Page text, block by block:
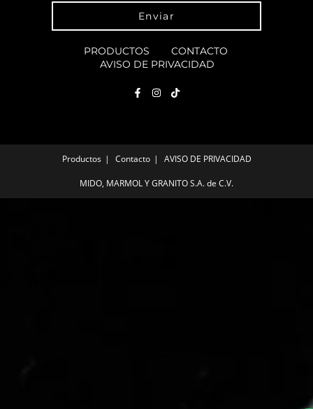
Enviar
PRODUCTOS
CONTACTO
AVISO DE PRIVACIDAD
Productos Contacto AVISO DE PRIVACIDAD
MIDO, MARMOL Y GRANITO S.A. de C.V.